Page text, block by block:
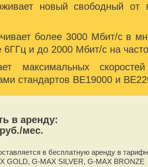
новый свободный от
более 3000 Мбит/с в
6ГГц и до 2000 Мбит/с на
максимальных
стандартов BE19000 и
в аренду:
мес.
в бесплатную аренду в
GOLD, G-MAX SILVER, G-MAX BRONZE